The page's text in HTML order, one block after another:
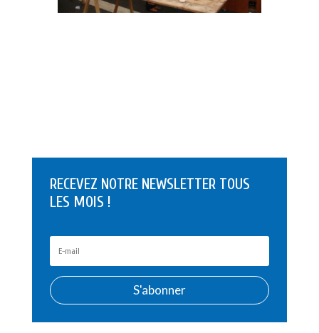
RECEVEZ NOTRE NEWSLETTER TOUS
LES MOIS !
S'abonner